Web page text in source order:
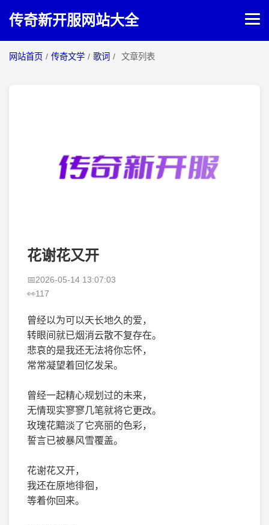
传奇新开服网站大全
网站首页 / 传奇文学 / 歌词 / 文章列表
花谢花又开
2026-05-14 13:07:03
117
曾经以为可以天长地久的爱，
转眼间就已烟消云散不复存在。
悲哀的是我还无法将你忘怀，
常常凝望着回忆发呆。
曾经一起精心规划过的未来，
无情现实寥寥几笔就将它更改。
玫瑰花黯淡了它亮丽的色彩，
誓言已被暴风雪覆盖。
花谢花又开，
我还在原地徘徊，
等着你回来。